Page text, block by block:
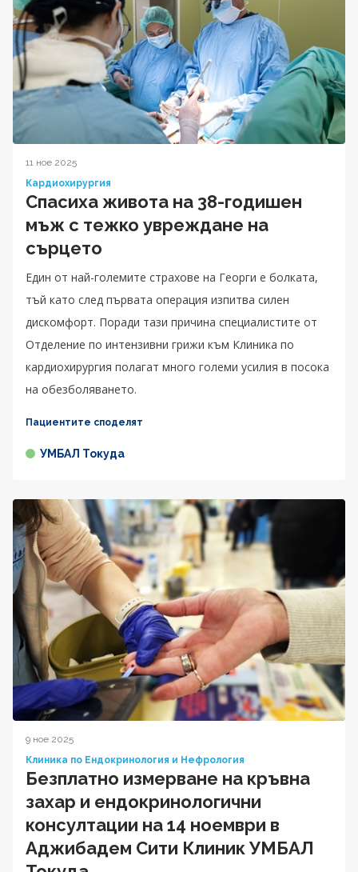
11 ное 2025
Кардиохирургия
Спасиха живота на 38-годишен
мъж с тежко увреждане на
сърцето
Един от най-големите страхове на Георги е болката,
тъй като след първата операция изпитва силен
дискомфорт. Поради тази причина специалистите от
Отделение по интензивни грижи към Клиника по
кардиохирургия полагат много големи усилия в посока
на обезболяването.
Пациентите споделят
УМБАЛ Токуда
9 ное 2025
Клиника по Ендокринология и Нефрология
Безплатно измерване на кръвна
захар и ендокринологични
консултации на 14 ноември в
Аджибадем Сити Клиник УМБАЛ